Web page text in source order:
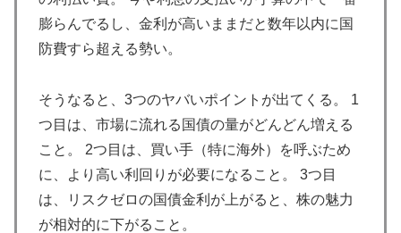
武装組織が主張。
の視線が向けられる」
には72本」ナポレオンは1日2本を何に使っていたの
か…
【朗報】寺田心、ベンチプレス110kgwww
膨らんでるし、金利が高いままだと数年以内に国
防費すら超える勢い。
そうなると、3つのヤバいポイントが出てくる。 1
つ目は、市場に流れる国債の量がどんどん増える
こと。 2つ目は、買い手（特に海外）を呼ぶため
に、より高い利回りが必要になること。 3つ目
は、リスクゼロの国債金利が上がると、株の魅力
が相対的に下がること。